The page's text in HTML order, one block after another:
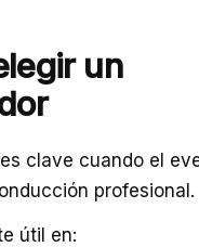
un
clave cuando el
profesional.
útil en: